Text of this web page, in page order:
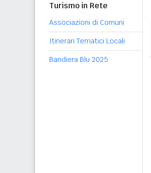
Turismo in Rete
Associazioni di Comuni
Itinerari Tematici Locali
Bandiera Blu 2025